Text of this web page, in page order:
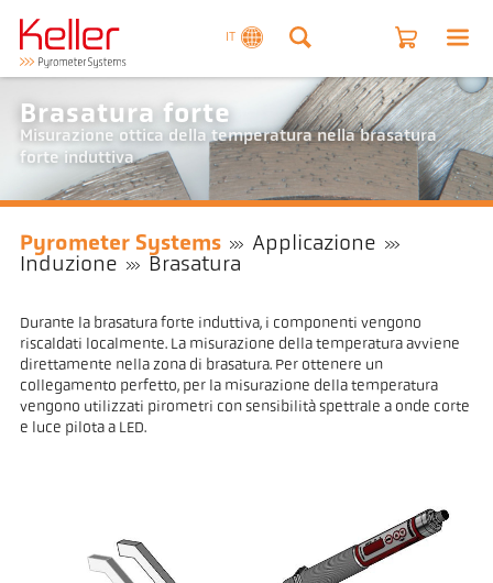
IT
Brasatura forte
Misurazione ottica della temperatura nella brasatura
forte induttiva
Pyrometer Systems
Applicazione
Induzione
Brasatura
Durante la brasatura forte induttiva, i componenti vengono
riscaldati localmente. La misurazione della temperatura avviene
direttamente nella zona di brasatura. Per ottenere un
collegamento perfetto, per la misurazione della temperatura
vengono utilizzati pirometri con sensibilità spettrale a onde corte
e luce pilota a LED.